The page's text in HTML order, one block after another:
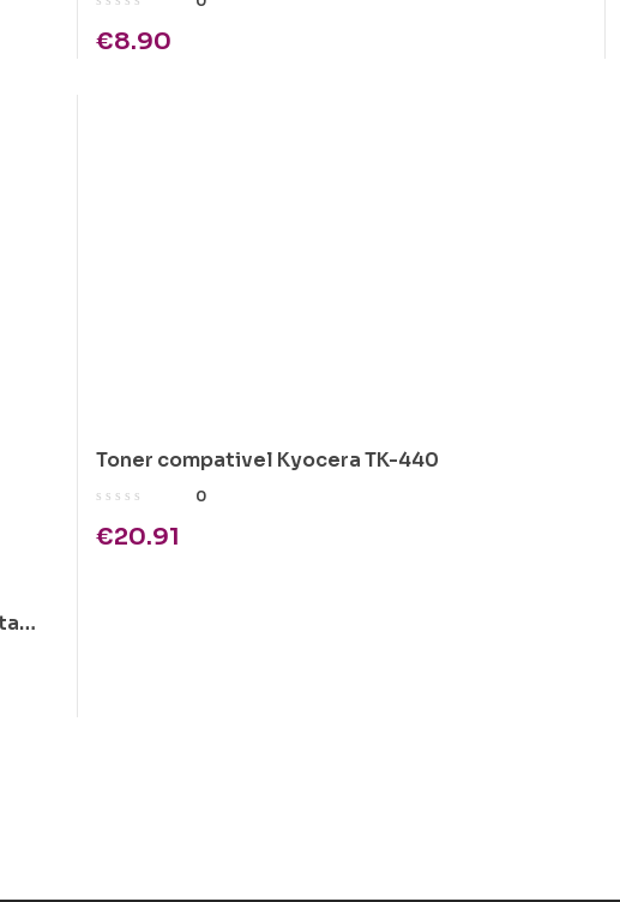
€8.90
Toner compativel Kyocera TK-440
0
€20.91